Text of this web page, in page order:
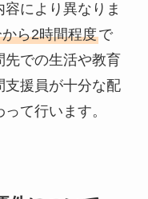
により異なりま
ら2時間程度で
での生活や教育
支援員が十分な配
て行います。